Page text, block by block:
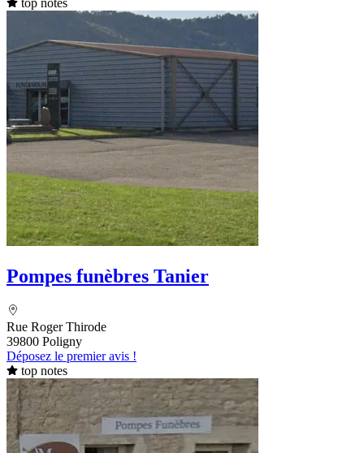
top notes
Pompes funèbres Tanier
Rue Roger Thirode
39800 Poligny
Déposez le premier avis !
top notes